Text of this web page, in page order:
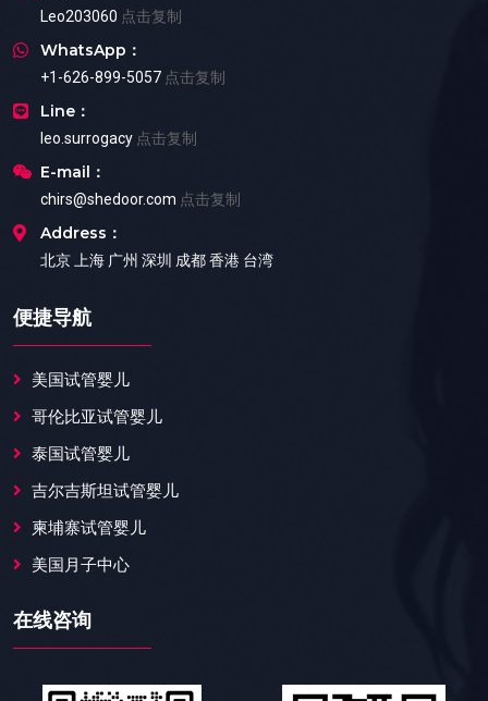
Leo203060 点击复制
WhatsApp：
+1-626-899-5057 点击复制
Line：
leo.surrogacy 点击复制
E-mail：
chirs@shedoor.com 点击复制
Address：
北京 上海 广州 深圳 成都 香港 台湾
便捷导航
美国试管婴儿
哥伦比亚试管婴儿
泰国试管婴儿
吉尔吉斯坦试管婴儿
柬埔寨试管婴儿
美国月子中心
在线咨询